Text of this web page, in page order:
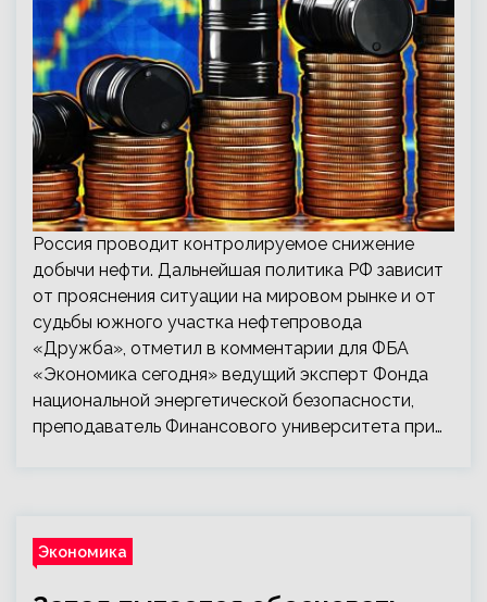
Россия проводит контролируемое снижение
добычи нефти. Дальнейшая политика РФ зависит
от прояснения ситуации на мировом рынке и от
судьбы южного участка нефтепровода
«Дружба», отметил в комментарии для ФБА
«Экономика сегодня» ведущий эксперт Фонда
национальной энергетической безопасности,
преподаватель Финансового университета при…
Экономика